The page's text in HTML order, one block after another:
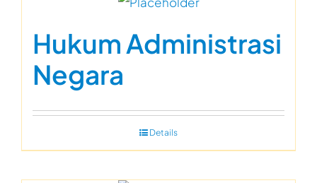
Hukum Administrasi
Negara
Details